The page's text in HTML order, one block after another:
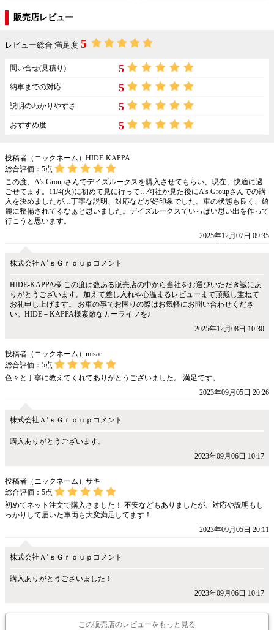
販売店レビュー
レビュー総合 満足度 5
問い合せ(見積り) 5
納車までの対応 5
説明のわかりやすさ 5
おすすめ度 5
投稿者（ニックネーム）HIDE-KAPPA
総合評価： 5点
この度、A’s Groupさんでデイズルークスを購入させてもらい、現在、快適に過
ごせてます。11/4(火)に初めて見に行って…何社か見た後にA’s Groupさんでの購
入を決めましたが…丁寧な説明、対応などが好印象でした。車の状態も良く、綺
麗に整備されてるなぁと思いました。デイズルークスでいっぱい思い出を作って
行こうと思います。
2025年12月07日 09:35
株式会社Ａ’ｓＧｒｏｕｐコメント
HIDE-KAPPA様 この度は数ある販売店の中から当社をお選びいただき誠にあ
りがとうございます。加えて差し入れや心温まるレビューまで頂戴し重ねて
お礼申し上げます。 お車の事でお困りの際はお気軽にお問い合わせくださ
い。HIDE－KAPPA様素敵なカーライフを♪
2025年12月08日 10:30
投稿者（ニックネーム）misae
総合評価： 5点
色々と丁寧に教えてくれてありがとうございました。 満足です。
2023年09月05日 20:26
株式会社Ａ’ｓＧｒｏｕｐコメント
購入ありがとうございます。
2023年09月06日 10:17
投稿者（ニックネーム）サキ
総合評価： 5点
初めてネット注文で購入さました！ 不安などもありましたが、対応や説明もし
っかりして届いた車両も大変満足してます！
2023年09月05日 20:11
株式会社Ａ’ｓＧｒｏｕｐコメント
購入ありがとうございました！
2023年09月06日 10:17
この販売店のレビューをもっと見る